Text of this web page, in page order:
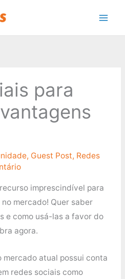
para
, Guest Post, Redes
imprescindível para
mercado! Quer saber
e como usá-las a favor do
agora.
mercado atual possui conta
redes sociais como